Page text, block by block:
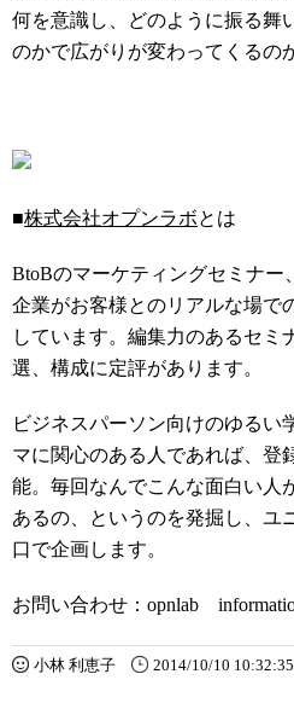
何を意識し、どのように振る舞
のかで広がりが変わってくるの
■株式会社オプンラボとは
BtoBのマーケティングセミナー
企業がお客様とのリアルな場で
しています。編集力のあるセミ
選、構成に定評があります。
ビジネスパーソン向けのゆるい
マに関心のある人であれば、登
能。毎回なんでこんな面白い人
あるの、というのを発掘し、ユ
口で企画します。
お問い合わせ：opnlab
小林 利恵子 2014/10/10 10:32:35